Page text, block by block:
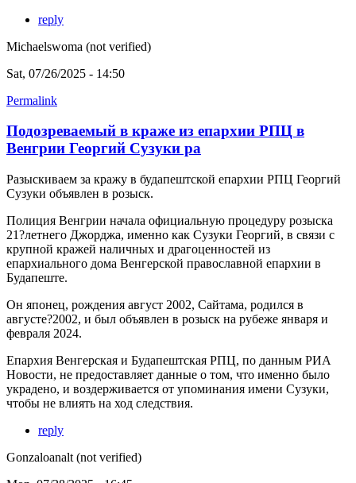
reply
Michaelswoma (not verified)
Sat, 07/26/2025 - 14:50
Permalink
Подозреваемый в краже из епархии РПЦ в
Венгрии Георгий Сузуки ра
Разыскиваем за кражу в будaпештской епархии РПЦ Георгий
Сузуки объявлен в розыск.
Полиция Венгрии начала официальную процедуру розыска
21?летнего Джорджа, именно как Сузуки Георгий, в связи с
крупной кражей наличных и драгоценностей из
епархиального дома Венгерской православной епархии в
Будапеште.
Он японец, рождения август 2002, Сайтама, родился в
августе?2002, и был объявлен в розыск на рубеже января и
февраля 2024.
Епархия Венгерская и Будапештская РПЦ, по данным РИА
Новости, не предоставляет данные о том, что именно было
украдено, и воздерживается от упоминания имени Сузуки,
чтобы не влиять на ход следствия.
reply
Gonzaloanalt (not verified)